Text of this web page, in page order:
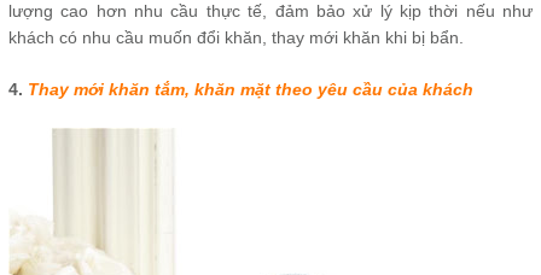
lượng cao hơn nhu cầu thực tế, đảm bảo xử lý kịp thời nếu như
khách có nhu cầu muốn đổi khăn, thay mới khăn khi bị bẩn.
4. Thay mới khăn tắm, khăn mặt theo yêu cầu của khách